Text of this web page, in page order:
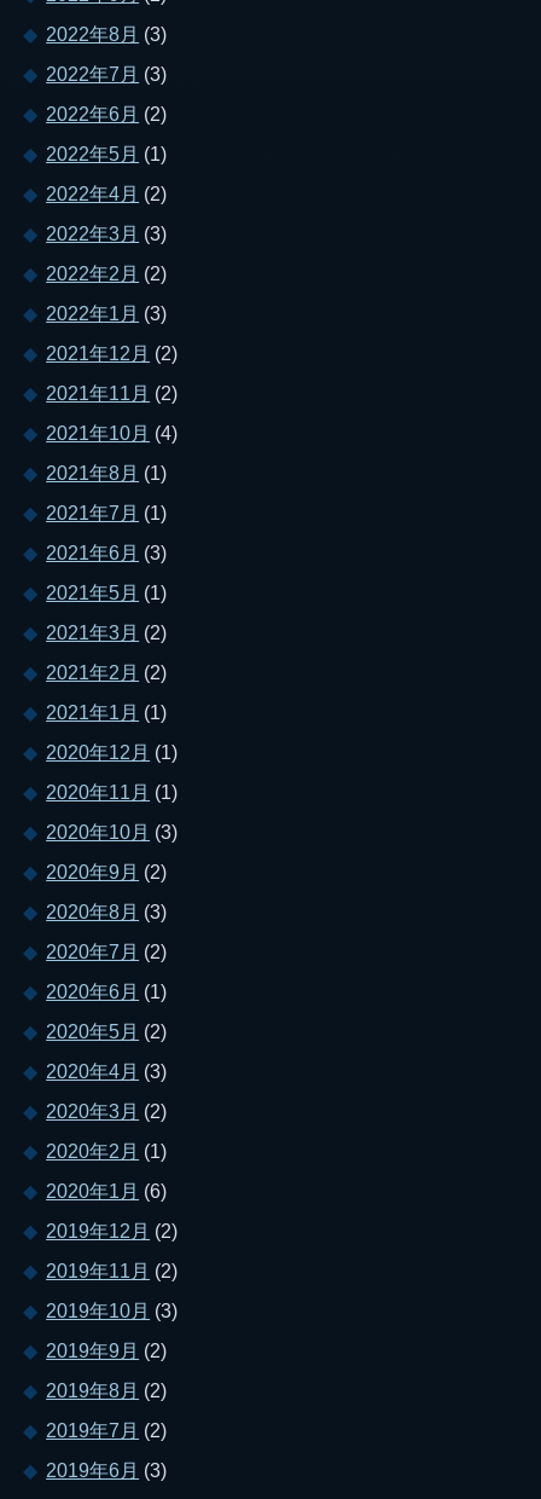
2022年8月 (3)
2022年7月 (3)
2022年6月 (2)
2022年5月 (1)
2022年4月 (2)
2022年3月 (3)
2022年2月 (2)
2022年1月 (3)
2021年12月 (2)
2021年11月 (2)
2021年10月 (4)
2021年8月 (1)
2021年7月 (1)
2021年6月 (3)
2021年5月 (1)
2021年3月 (2)
2021年2月 (2)
2021年1月 (1)
2020年12月 (1)
2020年11月 (1)
2020年10月 (3)
2020年9月 (2)
2020年8月 (3)
2020年7月 (2)
2020年6月 (1)
2020年5月 (2)
2020年4月 (3)
2020年3月 (2)
2020年2月 (1)
2020年1月 (6)
2019年12月 (2)
2019年11月 (2)
2019年10月 (3)
2019年9月 (2)
2019年8月 (2)
2019年7月 (2)
2019年6月 (3)